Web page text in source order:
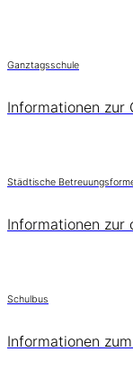
Ganztagsschule
Informationen zur
Städtische
Informationen zur
Schulbus
Informationen